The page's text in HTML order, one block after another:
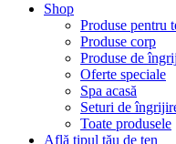
Shop
Produse pentru
Produse corp
Produse de
Oferte speciale
Spa acasă
Seturi de
Toate produsele
Află tipul tău de ten